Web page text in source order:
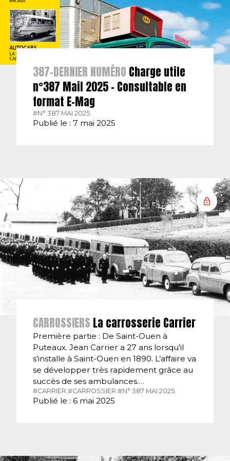
387-DERNIER NUMÉRO Charge utile
n°387 Mail 2025 – Consultable en
format E-Mag
#N° 387 MAI 2025.
Publié le : 7 mai 2025
CARROSSIERS La carrosserie Carrier
Première partie : De Saint-Ouen à
Puteaux. Jean Carrier a 27 ans lorsqu’il
s’installe à Saint-Ouen en 1890. L’affaire va
se développer très rapidement grâce au
succès de ses ambulances.…
#CARRIER.#CARROSSIER.#N° 387 MAI 2025.
Publié le : 6 mai 2025